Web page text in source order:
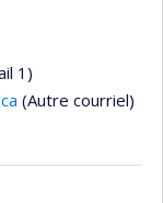
1)
(Autre courriel)